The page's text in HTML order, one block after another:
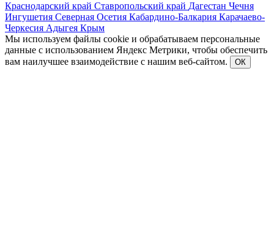
Краснодарский край Ставропольский край Дагестан Чечня
Ингушетия Северная Осетия Кабардино-Балкария Карачаево-
Черкесия Адыгея Крым
Мы используем файлы cookie и обрабатываем персональные
данные с использованием Яндекс Метрики, чтобы обеспечить
вам наилучшее взаимодействие с нашим веб-сайтом.
ОК